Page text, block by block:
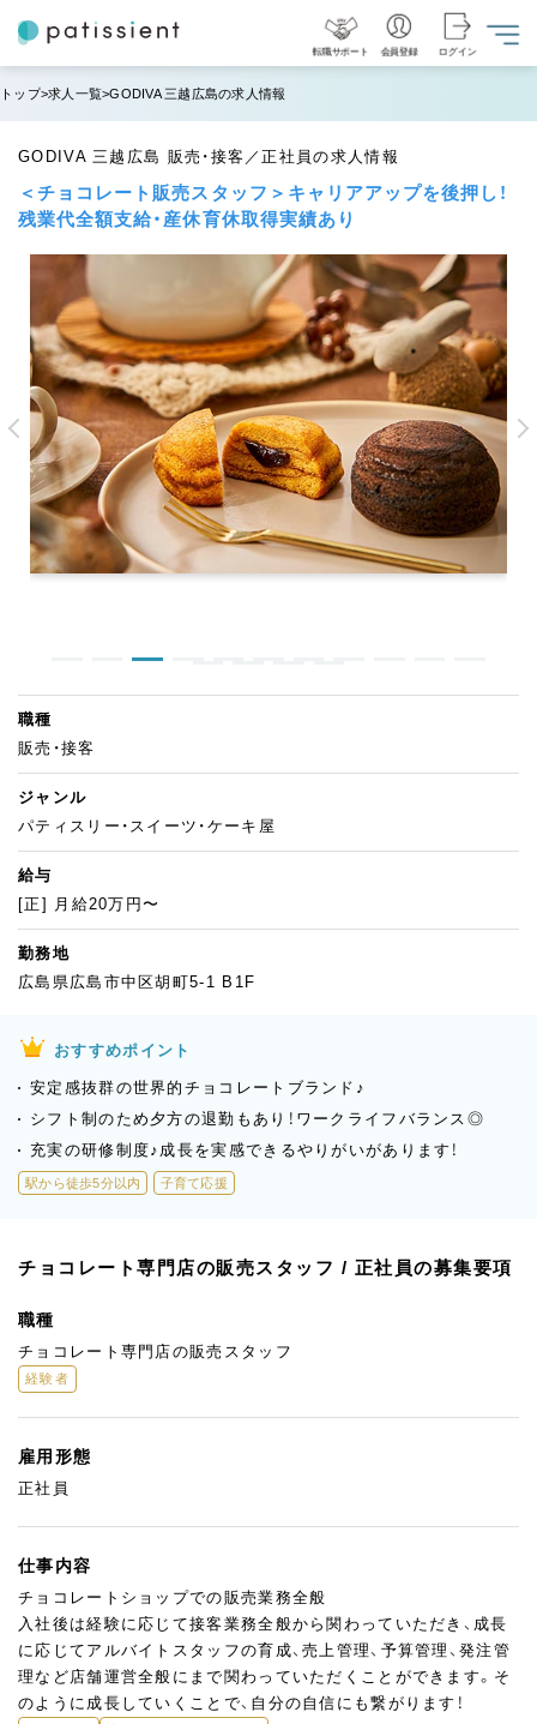
転職サポート 会員登録 ログイン
トップ 求人一覧 GODIVA 三越広島の求人情報
GODIVA 三越広島 販売・接客／正社員の求人情報
＜チョコレート販売スタッフ＞キャリアアップを後押し！
残業代全額支給・産休育休取得実績あり
職種
販売・接客
ジャンル
パティスリー・スイーツ・ケーキ屋
給与
[正] 月給20万円〜
勤務地
広島県広島市中区胡町5-1 B1F
おすすめポイント
安定感抜群の世界的チョコレートブランド♪
シフト制のため夕方の退勤もあり！ワークライフバランス◎
充実の研修制度♪成長を実感できるやりがいがあります！
駅から徒歩5分以内 子育て応援
チョコレート専門店の販売スタッフ / 正社員の募集要項
職種
チョコレート専門店の販売スタッフ
経験者
雇用形態
正社員
仕事内容
チョコレートショップでの販売業務全般
入社後は経験に応じて接客業務全般から関わっていただき、成長
に応じてアルバイトスタッフの育成、売上管理、予算管理、発注管
理など店舗運営全般にまで関わっていただくことができます。そ
のように成長していくことで、自分の自信にも繋がります！